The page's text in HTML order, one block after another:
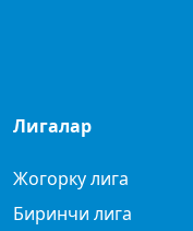
Лигалар
Жогорку лига
Биринчи лига